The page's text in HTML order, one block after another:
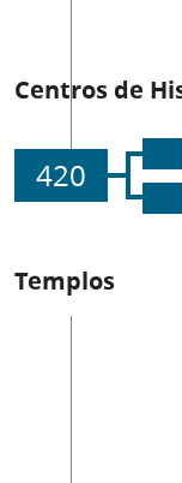
Centros de
420
Templos